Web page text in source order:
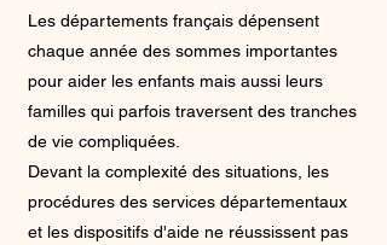
Les départements français dépensent
chaque année des sommes importantes
pour aider les enfants mais aussi leurs
familles qui parfois traversent des tranches
de vie compliquées.
Devant la complexité des situations, les
procédures des services départementaux
et les dispositifs d'aide ne réussissent pas